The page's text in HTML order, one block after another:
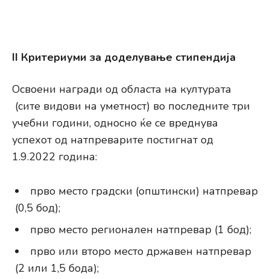
II Критериуми за доделување стипендија
Освоени награди од областа на културата
(сите видови на уметност) во последните три
учебни години, односно ќе се вреднува
успехот од натпреварите постигнат од
1.9.2022 година:
прво место градски (општински) натпревар
(0,5 бод);
прво место регионален натпревар (1 бод);
прво или второ место државен натпревар
(2 или 1,5 бода);